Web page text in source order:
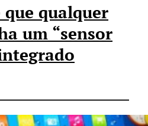
qualquer
um “sensor